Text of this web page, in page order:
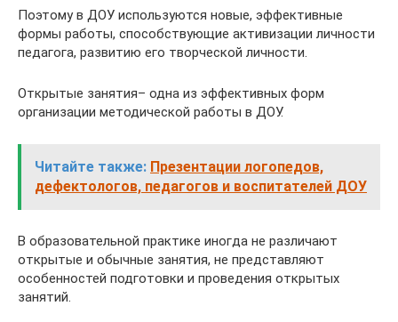
Поэтому в ДОУ используются новые, эффективные
формы работы, способствующие активизации личности
педагога, развитию его творческой личности.
Открытые занятия– одна из эффективных форм
организации методической работы в ДОУ.
Читайте также: Презентации логопедов,
дефектологов, педагогов и воспитателей ДОУ
В образовательной практике иногда не различают
открытые и обычные занятия, не представляют
особенностей подготовки и проведения открытых
занятий.